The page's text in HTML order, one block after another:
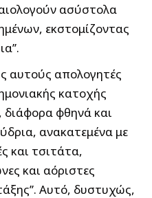
ασύστολα
εκστομίζοντας
αυτούς απολογητές
κατοχής
διάφορα φθηνά και
ανακατεμένα με
και τσιτάτα,
και αόριστες
Αυτό, δυστυχώς,